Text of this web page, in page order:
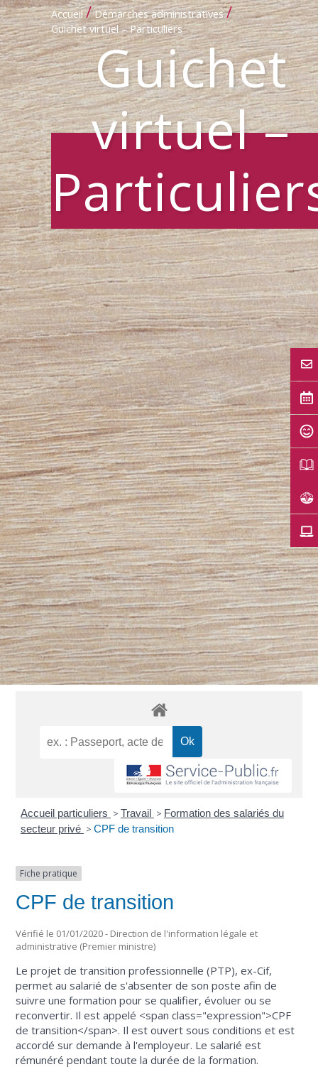
Accueil / Démarches administratives /
Guichet virtuel – Particuliers
Guichet
virtuel –
Accueil particuliers > Travail > Formation des salariés du
secteur privé > CPF de transition
Fiche pratique
CPF de transition
Vérifié le 01/01/2020 - Direction de l'information légale et
administrative (Premier ministre)
Le projet de transition professionnelle (PTP), ex-Cif,
permet au salarié de s'absenter de son poste afin de
suivre une formation pour se qualifier, évoluer ou se
reconvertir. Il est appelé <span class="expression">CPF
de transition</span>. Il est ouvert sous conditions et est
accordé sur demande à l'employeur. Le salarié est
rémunéré pendant toute la durée de la formation.